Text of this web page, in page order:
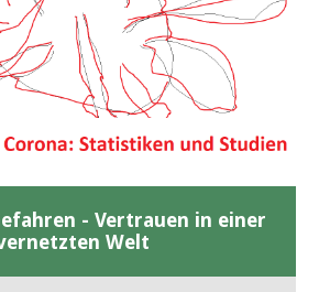
- Vertrauen in einer
Welt